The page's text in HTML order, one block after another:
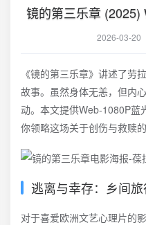
镜的第三乐章 (2025)
2026-03-20
《镜的第三乐章》讲述了劳
故事。虽然身体无恙，但内
动。本文提供Web-1080P蓝
你领略这场关于创伤与救赎的
逃离与幸存：乡间
对于喜爱欧洲文艺心理片的